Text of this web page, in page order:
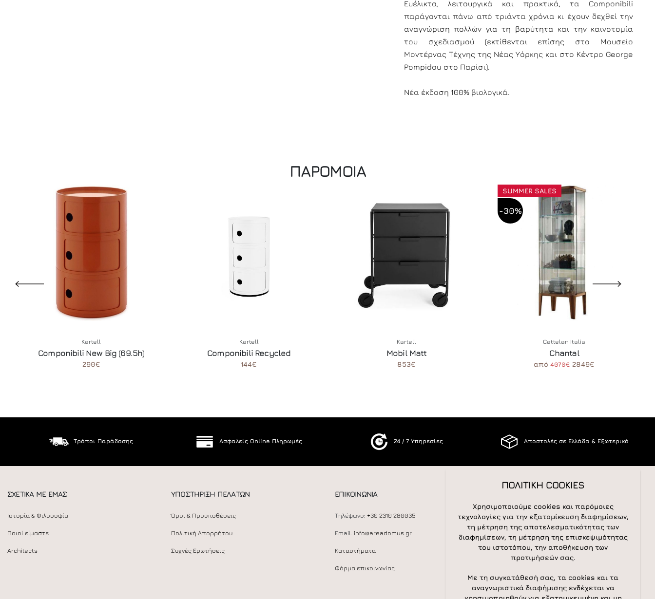
Ευέλικτα, λειτουργικά και πρακτικά, τα Componibili
παράγονται πάνω από τριάντα χρόνια κι έχουν δεχθεί την
αναγνώριση πολλών για τη βαρύτητα και την καινοτομία
του σχεδιασμού (εκτίθενται επίσης στο Μουσείο
Μοντέρνας Τέχνης της Νέας Υόρκης και στο Κέντρο George
Pompidou στο Παρίσι).
Νέα έκδοση 100% βιολογικά.
ΠΑΡΟΜΟΙΑ
Kartell
Componibili New Big (69.5h)
290€
Kartell
Componibili Recycled
144€
Kartell
Mobil Matt
853€
SUMMER SALES
-30%
Cattelan Italia
Chantal
από4070€2849€
Τρόποι Παράδοσης Ασφαλείς Online Πληρωμές 24 / 7 Υπηρεσίες Αποστολές σε Ελλάδα & Εξωτερικό
ΣΧΕΤΙΚΑ ΜΕ ΕΜΑΣ
Ιστορία & Φιλοσοφία
Ποιοί είμαστε
Architects
ΥΠΟΣΤΗΡΙΞΗ ΠΕΛΑΤΩΝ
Όροι & Προϋποθέσεις
Πολιτική Απορρήτου
Συχνές Ερωτήσεις
ΕΠΙΚΟΙΝΩΝΙΑ
Τηλέφωνο: +30 2310 280035
Email: info@areadomus.gr
Καταστήματα
Φόρμα επικοινωνίας
NEWSLETTER
Newsletter
ΠΟΛΙΤΙΚΗ COOKIES
Χρησιμοποιούμε cookies και παρόμοιες
τεχνολογίες για την εξατομίκευση διαφημίσεων,
τη μέτρηση της αποτελεσματικότητας των
διαφημίσεων, τη μέτρηση της επισκεψιμότητας
του ιστοτόπου, την αποθήκευση των
προτιμήσεών σας.
Με τη συγκατάθεσή σας, τα cookies και τα
αναγνωριστικά διαφήμισης ενδέχεται να